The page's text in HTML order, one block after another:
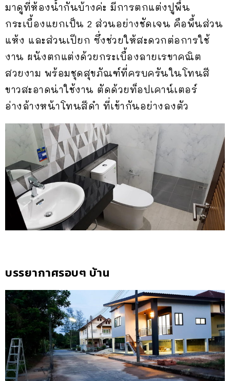
มาดูที่ห้องน้ำกันบ้างค่ะ มีการตกแต่งปูพื้น
กระเบื้องแยกเป็น 2 ส่วนอย่างชัดเจน คือพื้นส่วน
แห้ง และส่วนเปียก ซึ่งช่วยให้สะดวกต่อการใช้
งาน ผนังตกแต่งด้วยกระเบื้องลายเรขาคณิต
สวยงาม พร้อมชุดสุขภัณฑ์ที่ครบครันในโทนสี
ขาวสะอาดน่าใช้งาน ตัดด้วยท็อปเคาน์เตอร์
อ่างล้างหน้าโทนสีดำ ที่เข้ากันอย่างลงตัว
บรรยากาศรอบๆ บ้าน